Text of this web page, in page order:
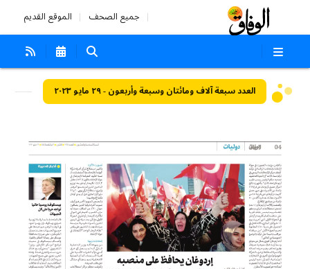
جميع الصحف الموقع القديم
العدد سبعة آلاف ومائتان وسبعة وأربعون - ٢٩ مايو ٢٠٢٣